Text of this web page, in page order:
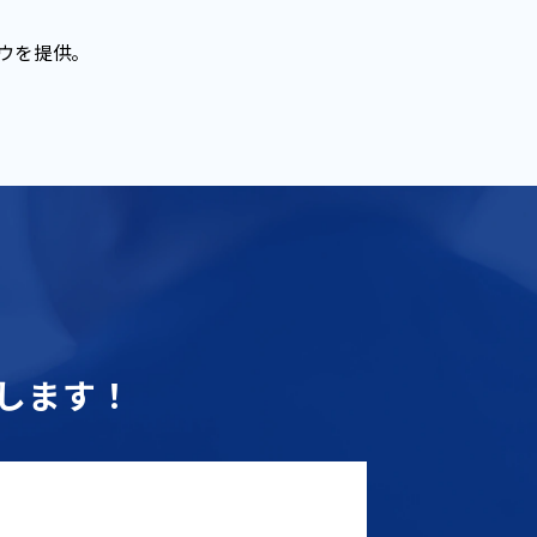
提供。
ます！